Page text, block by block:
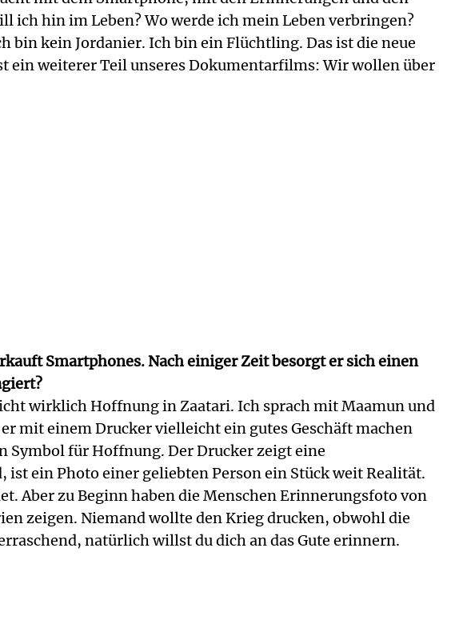
ich hin im Leben? Wo werde ich mein Leben verbringen?
bin kein Jordanier. Ich bin ein Flüchtling. Das ist die neue
ein weiterer Teil unseres Dokumentarfilms: Wir wollen über
Smartphones. Nach einiger Zeit besorgt er sich einen
wirklich Hoffnung in Zaatari. Ich sprach mit Maamun und
mit einem Drucker vielleicht ein gutes Geschäft machen
Symbol für Hoffnung. Der Drucker zeigt eine
ein Photo einer geliebten Person ein Stück weit Realität.
Aber zu Beginn haben die Menschen Erinnerungsfoto von
zeigen. Niemand wollte den Krieg drucken, obwohl die
natürlich willst du dich an das Gute erinnern.